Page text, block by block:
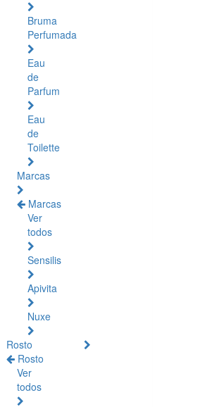
Bruma
Perfumada
Eau
de
Parfum
Eau
de
Toilette
Marcas
Marcas
Ver
todos
Sensilis
Apivita
Nuxe
Rosto
Rosto
Ver
todos